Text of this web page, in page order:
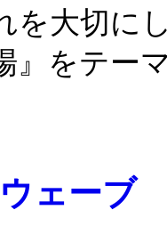
を大切に
』をテー
ェーブ